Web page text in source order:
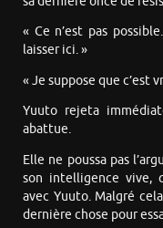
« Ce n’est pas
laisser ici. »
« Je suppose que c’est
Yuuto rejeta
abattue.
Elle ne poussa pas
son intelligence vive,
avec Yuuto. Malgré
dernière chose pour